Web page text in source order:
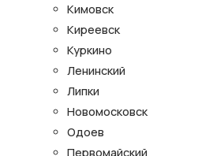
Кимовск
Киреевск
Куркино
Ленинский
Липки
Новомосковск
Одоев
Первомайский